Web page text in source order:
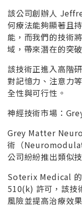
該公司創辦人
何療法能夠顯著且
能，而我們的技術
域，帶來潛在的突
該技術正進入高階
對記憶力、注意力
全性與可行性。
神經技術市場：
Grey Matter
術（
公司紛紛推出類似
Soterix Medical 的
510(k) 許可，該技
風險並提高治療效